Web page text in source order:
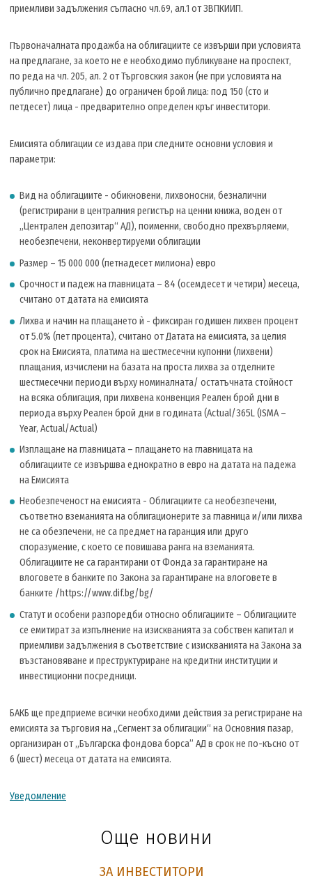
приемливи задължения съгласно чл.69, ал.1 от ЗВПКИИП.
Първоначалната продажба на облигациите се извърши при условията
на предлагане, за което не е необходимо публикуване на проспект,
по реда на чл. 205, ал. 2 от Търговския закон (не при условията на
публично предлагане) до ограничен брой лица: под 150 (сто и
петдесет) лица - предварително определен кръг инвеститори.
Емисията облигации се издава при следните основни условия и
параметри:
Вид на облигациите - обикновени, лихвоносни, безналични
(регистрирани в централния регистър на ценни книжа, воден от
„Централен депозитар“ АД), поименни, свободно прехвърляеми,
необезпечени, неконвертируеми облигации
Размер – 15 000 000 (петнадесет милиона) евро
Срочност и падеж на главницата – 84 (осемдесет и четири) месеца,
считано от датата на емисията
Лихва и начин на плащането ѝ - фиксиран годишен лихвен процент
от 5.0% (пет процента), считано от Датата на емисията, за целия
срок на Емисията, платима на шестмесечни купонни (лихвени)
плащания, изчислени на базата на проста лихва за отделните
шестмесечни периоди върху номиналната/ остатъчната стойност
на всяка облигация, при лихвена конвенция Реален брой дни в
периода върху Реален брой дни в годината (Actual/365L (ISMA –
Year, Actual/Actual)
Изплащане на главницата – плащането на главницата на
облигациите се извършва еднократно в евро на датата на падежа
на Емисията
Необезпеченост на емисията - Облигациите са необезпечени,
съответно вземанията на облигационерите за главница и/или лихва
не са обезпечени, не са предмет на гаранция или друго
споразумение, с което се повишава ранга на вземанията.
Облигациите не са гарантирани от Фонда за гарантиране на
влоговете в банките по Закона за гарантиране на влоговете в
банките /https://www.dif.bg/bg/
Статут и особени разпоредби относно облигациите – Облигациите
се емитират за изпълнение на изискванията за собствен капитал и
приемливи задължения в съответствие с изискванията на Закона за
възстановяване и преструктуриране на кредитни институции и
инвестиционни посредници.
БАКБ ще предприеме всички необходими действия за регистриране на
емисията за търговия на „Сегмент за облигации“ на Основния пазар,
организиран от „Българска фондова борса” АД в срок не по-късно от
6 (шест) месеца от датата на емисията.
Уведомление
Още новини
ЗА ИНВЕСТИТОРИ